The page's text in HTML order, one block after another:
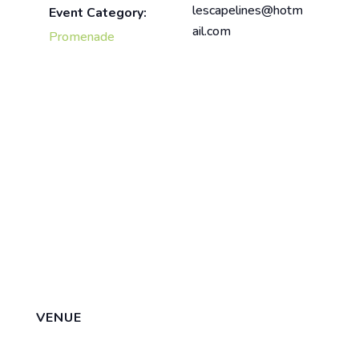
Event Category:
Promenade
lescapelines@hotm
ail.com
VENUE